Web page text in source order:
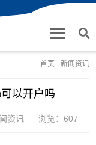
首页 - 新闻资讯
以开户吗
资讯 浏览：607